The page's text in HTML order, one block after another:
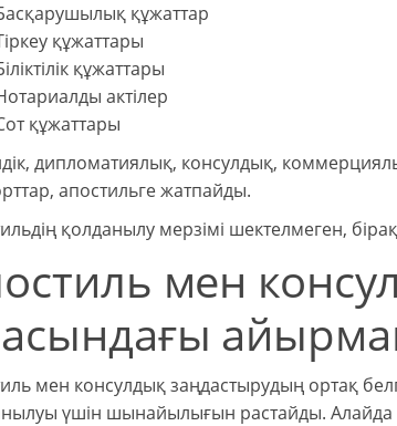
құжаттар
құжаттары
құжаттары
актілер
құжаттары
дипломатиялық, консулдық,
апостильге жатпайды.
қолданылу мерзімі шектелмеген,
мен
мен консулдық заңдастырудың ортақ
үшін шынайылығын растайды.